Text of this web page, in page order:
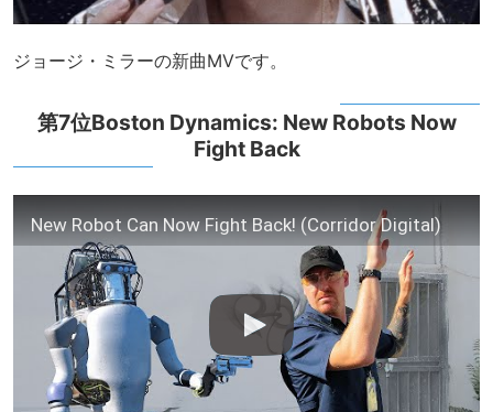
ジョージ・ミラーの新曲MVです。
第7位Boston Dynamics: New Robots Now
Fight Back
New Robot Can Now Fight Back! (Corridor Digital)